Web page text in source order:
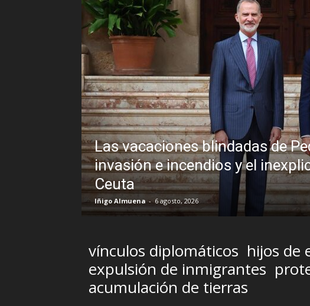
frente a un
Sin disimulo: la
Brasil y la sombra del
R.C. Gómez - 5 agosto, 2026
vínculos diplomáticos hijos de
expulsión de inmigrantes
acumulación de tierras